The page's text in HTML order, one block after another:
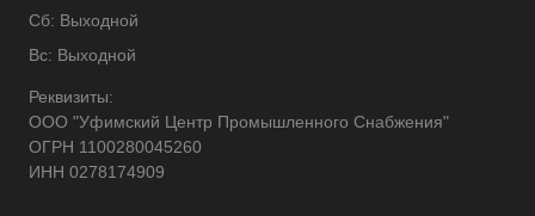
Сб: Выходной
Вс: Выходной
Реквизиты:
ООО "Уфимский Центр Промышленного Снабжения"
ОГРН 1100280045260
ИНН 0278174909